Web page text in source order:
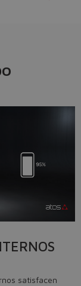
satisfacen